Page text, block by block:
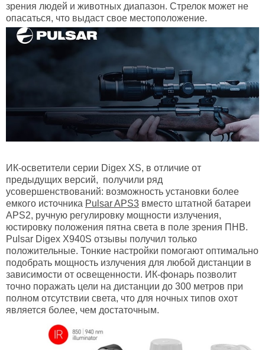
зрения людей и животных диапазон. Стрелок может не
опасаться, что выдаст свое местоположение.
ИК-осветители серии Digex XS, в отличие от
предыдущих версий, получили ряд
усовершенствований: возможность установки более
емкого источника Pulsar APS3 вместо штатной батареи
APS2, ручную регулировку мощности излучения,
юстировку положения пятна света в поле зрения ПНВ.
Pulsar Digex X940S отзывы получил только
положительные. Тонкие настройки помогают оптимально
подобрать мощность излучения для любой дистанции в
зависимости от освещенности. ИК-фонарь позволит
точно поражать цели на дистанции до 300 метров при
полном отсутствии света, что для ночных типов охот
является более, чем достаточным.